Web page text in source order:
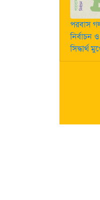
পরবাস
নির্বাচন
সিদ্ধার্থ